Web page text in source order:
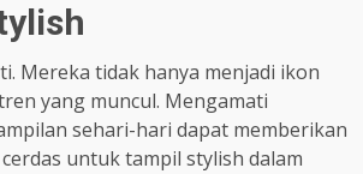
Mereka tidak hanya menjadi ikon
yang muncul. Mengamati
sehari-hari dapat memberikan
untuk tampil stylish dalam